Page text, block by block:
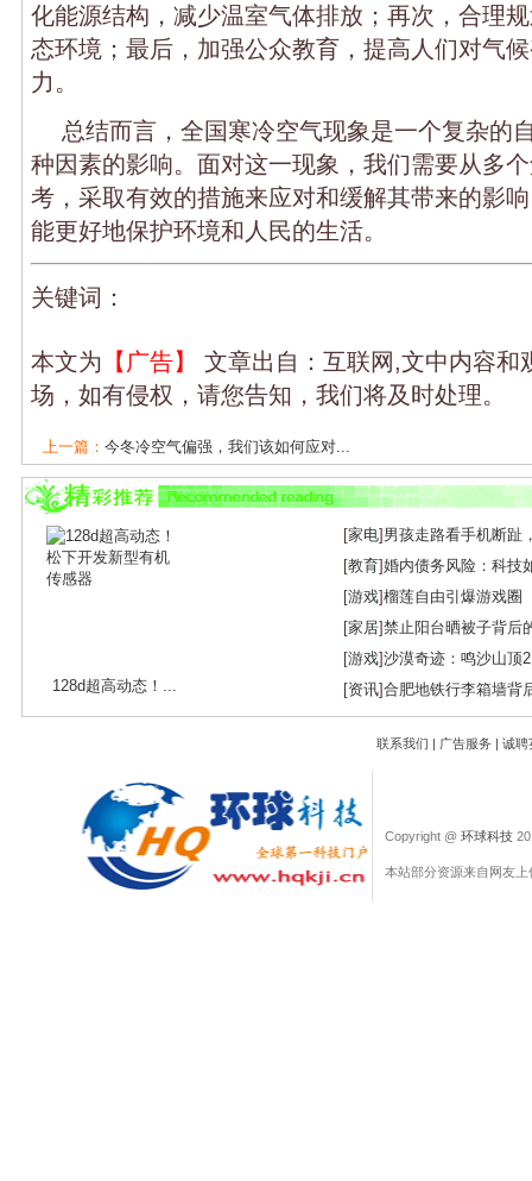
化能源结构，减少温室气体排放；再次，合理
态环境；最后，加强公众教育，提高人们对气
力。
总结而言，全国寒冷空气现象是一个复杂的
种因素的影响。面对这一现象，我们需要从多
考，采取有效的措施来应对和缓解其带来的影
能更好地保护环境和人民的生活。
关键词：
本文为 【广告】
文章出自：互联网,文中内容和
场，如有侵权，请您告知，我们将及时处理。
上一篇： 今冬冷空气偏强，我们该如何应对...
下一篇：强冷空气横扫全国26省份，我们该...
128d超高动态！...
[家电] 男孩走路看手机断趾
[教育]婚内债务风险：科技
[游戏]榴莲自由引爆游戏圈
[家居]禁止阳台晒被子背后
[游戏]沙漠奇迹：鸣沙山顶
[资讯]合肥地铁行李箱墙背
联系我们 | 广告服务 | 诚聘
Copyright @ 环球科技
本站部分资源来自网友